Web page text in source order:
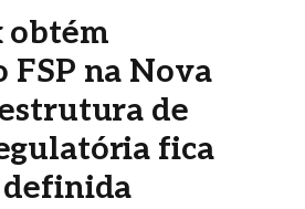
obtém
FSP na Nova
de
fica
definida